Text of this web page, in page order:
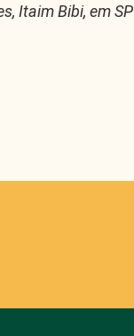
Itaim Bibi, em SP